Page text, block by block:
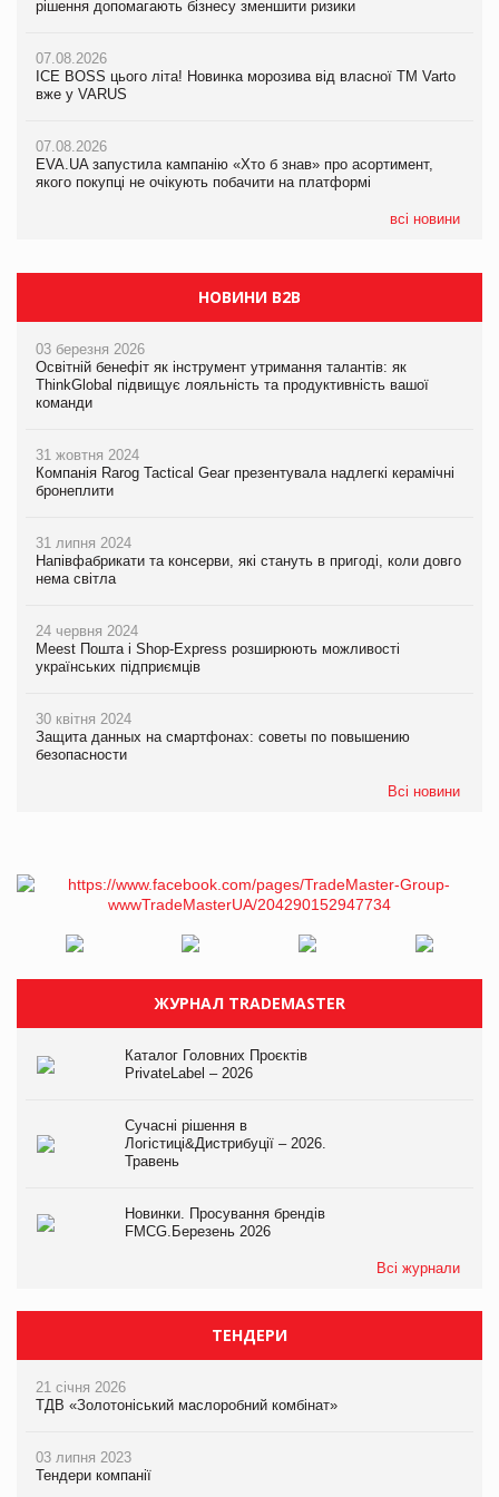
рішення допомагають бізнесу зменшити ризики
07.08.2026
ICE BOSS цього літа! Новинка морозива від власної ТМ Varto
вже у VARUS
07.08.2026
EVA.UA запустила кампанію «Хто б знав» про асортимент,
якого покупці не очікують побачити на платформі
всі новини
EVA.UA запустила кампанію «Хто б знав» про асортимент,
06.08.2026
Смачна новинка для хвостатих: у VARUS з’явилися паучі
05.08.2026
Мережа супермаркетів VARUS купує мережу магазинів
Продажі Hugo Boss впали на 9%
НОВИНИ B2B
03 березня 2026
Освітній бенефіт як інструмент утримання талантів: як
ThinkGlobal підвищує лояльність та продуктивність вашої
команди
31 жовтня 2024
Компанія Rarog Tactical Gear презентувала надлегкі керамічні
бронеплити
31 липня 2024
Напівфабрикати та консерви, які стануть в пригоді, коли довго
нема світла
24 червня 2024
Meest Пошта і Shop-Express розширюють можливості
українських підприємців
30 квітня 2024
Защита данных на смартфонах: советы по повышению
безопасности
Всі новини
ЖУРНАЛ TRADEMASTER
Каталог Головних Проєктів
PrivateLabel – 2026
Сучасні рішення в
Логістиці&Дистрибуції – 2026.
Травень
Новинки. Просування брендів
FMCG.Березень 2026
Всі журнали
ТЕНДЕРИ
21 січня 2026
ТДВ «Золотоніський маслоробний комбінат»
03 липня 2023
Тендери компанії